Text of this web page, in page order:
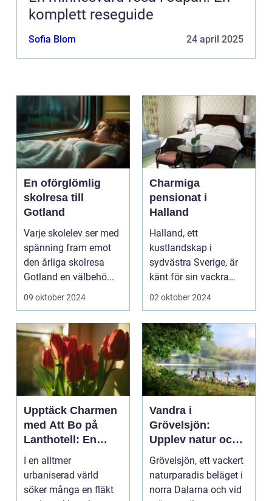
komplett reseguide
Sofia Blom 24 april 2025
En oförglömlig
skolresa till
Gotland
Varje skolelev ser med
spänning fram emot
den årliga skolresa
Gotland en välbehö...
09 oktober 2024
Charmiga
pensionat i
Halland
Halland, ett
kustlandskap i
sydvästra Sverige, är
känt för sin vackra
natur, långa
02 oktober 2024
Upptäck Charmen
med Att Bo på
Lanthotell: En
Unik Upplevelse
på Smålandstorpet
I en alltmer
urbaniserad värld
söker många en fläkt
Vandra i
Grövelsjön:
Upplev natur och
fjällvandring på
toppnivå
Grövelsjön, ett vackert
naturparadis beläget i
norra Dalarna och vid